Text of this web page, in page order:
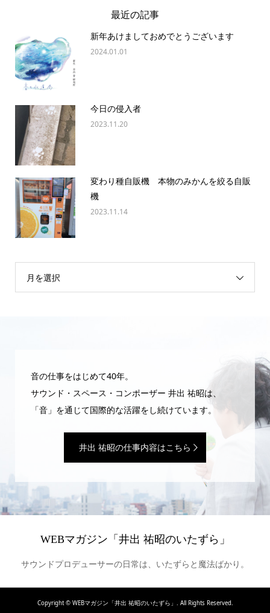
最近の記事
新年あけましておめでとうございます
2024.01.01
今日の侵入者
2023.11.20
変わり種自販機 本物のみかんを絞る自販
機
2023.11.14
月を選択
音の仕事をはじめて40年。
サウンド・スペース・コンポーザー 井出 祐昭は、
「音」を通じて国際的な活躍をし続けています。
井出 祐昭の仕事内容はこちら
WEBマガジン「井出 祐昭のいたずら」
サウンドプロデューサーの日常は、いたずらと魔法ばかり。
Copyright ©WEBマガジン「井出 祐昭のいたずら」. All Rights Reserved.